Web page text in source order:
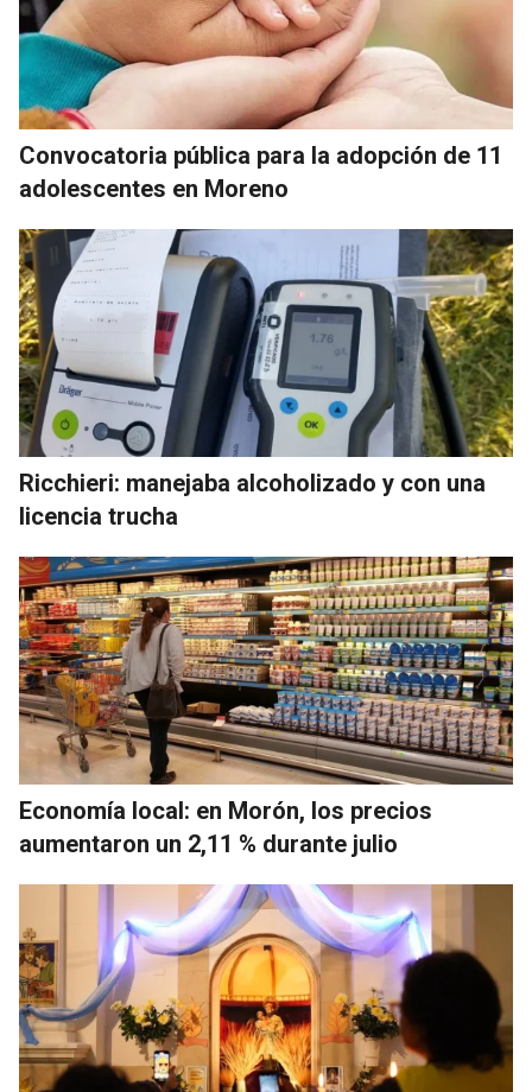
Convocatoria pública para la adopción de 11
adolescentes en Moreno
Ricchieri: manejaba alcoholizado y con una
licencia trucha
Economía local: en Morón, los precios
aumentaron un 2,11 % durante julio